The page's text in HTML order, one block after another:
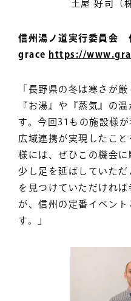
土屋 好司（
信州湯ノ道実行委員会
grace https://
「長野県の冬は寒さが
『お湯』や『蒸気』の
す。今回31もの施設様
広域連携が実現したこ
様には、ぜひこの機会に
少し足を延ばしていた
を見つけていただけれ
が、信州の定番イベン
す。」